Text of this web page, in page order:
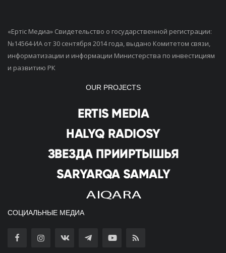
«Ертiс Медиа» Свидетельство о государственной регистрации:
№14564-ИА от 30 сентября 2014 года, выдано Комитетом связи,
информатизации и информации Министерства по инвестициям
и развитию РК
OUR PROJECTS
СОЦИАЛЬНЫЕ МЕДИА